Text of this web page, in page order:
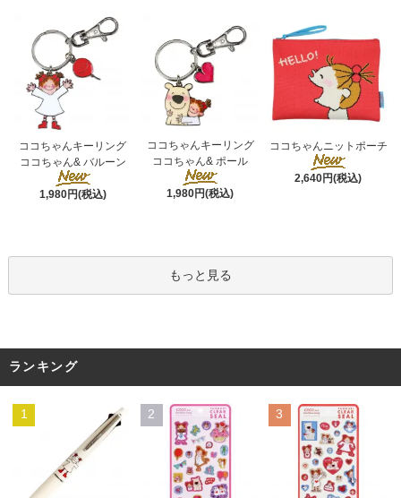
ココちゃんキーリング
ココちゃん& バルーン
1,980円(税込)
ココちゃんキーリング
ココちゃん& ポール
1,980円(税込)
ココちゃんニットポーチ
2,640円(税込)
もっと見る
ランキング
1 2 3